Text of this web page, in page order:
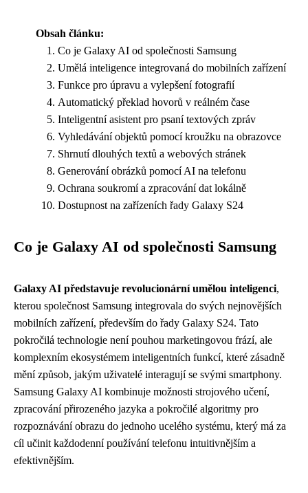
Obsah článku:
Co je Galaxy AI od společnosti Samsung
Umělá inteligence integrovaná do mobilních zařízení
Funkce pro úpravu a vylepšení fotografií
Automatický překlad hovorů v reálném čase
Inteligentní asistent pro psaní textových zpráv
Vyhledávání objektů pomocí kroužku na obrazovce
Shrnutí dlouhých textů a webových stránek
Generování obrázků pomocí AI na telefonu
Ochrana soukromí a zpracování dat lokálně
Dostupnost na zařízeních řady Galaxy S24
Co je Galaxy AI od společnosti Samsung
Galaxy AI představuje revolucionární umělou inteligenci,
kterou společnost Samsung integrovala do svých nejnovějších
mobilních zařízení, především do řady Galaxy S24. Tato
pokročilá technologie není pouhou marketingovou frází, ale
komplexním ekosystémem inteligentních funkcí, které zásadně
mění způsob, jakým uživatelé interagují se svými smartphony.
Samsung Galaxy AI kombinuje možnosti strojového učení,
zpracování přirozeného jazyka a pokročilé algoritmy pro
rozpoznávání obrazu do jednoho ucelého systému, který má za
cíl učinit každodenní používání telefonu intuitivnějším a
efektivnějším.